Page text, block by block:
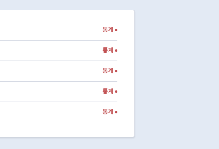
통계 ●
통계 ●
통계 ●
통계 ●
통계 ●